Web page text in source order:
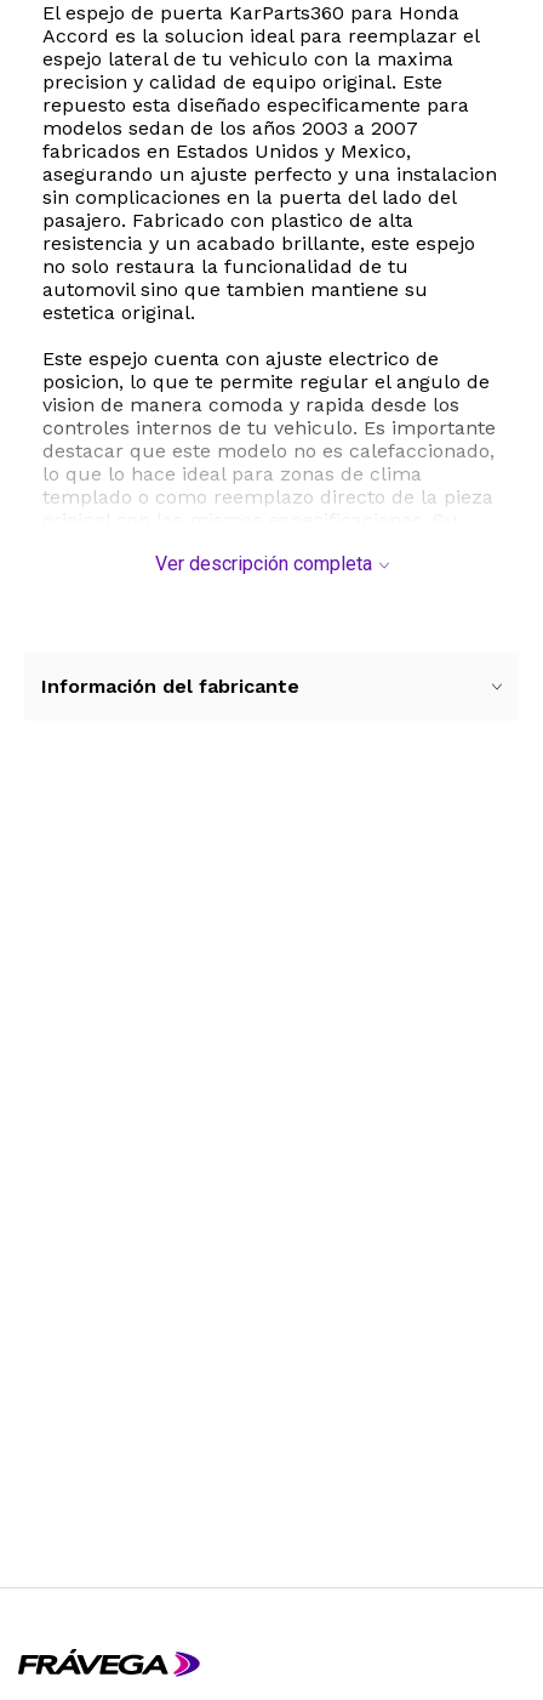
El espejo de puerta KarParts360 para Honda
Accord es la solucion ideal para reemplazar el
espejo lateral de tu vehiculo con la maxima
precision y calidad de equipo original. Este
repuesto esta diseñado especificamente para
modelos sedan de los años 2003 a 2007
fabricados en Estados Unidos y Mexico,
asegurando un ajuste perfecto y una instalacion
sin complicaciones en la puerta del lado del
pasajero. Fabricado con plastico de alta
resistencia y un acabado brillante, este espejo
no solo restaura la funcionalidad de tu
automovil sino que tambien mantiene su
estetica original.
Este espejo cuenta con ajuste electrico de
posicion, lo que te permite regular el angulo de
vision de manera comoda y rapida desde los
controles internos de tu vehiculo. Es importante
destacar que este modelo no es calefaccionado,
lo que lo hace ideal para zonas de clima
templado o como reemplazo directo de la pieza
mejora la visibilidad en carretera, aumentando
- Lado: Derecho Pasajero
Ver descripción completa
Información del fabricante